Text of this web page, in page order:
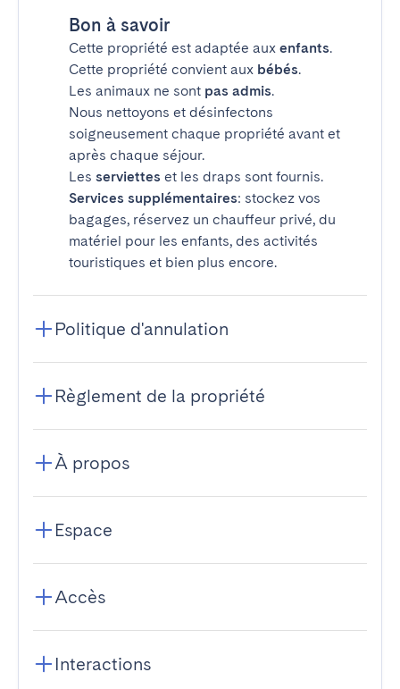
Bon à savoir
Cette propriété est adaptée aux enfants.
Cette propriété convient aux bébés.
Les animaux ne sont pas admis.
Nous nettoyons et désinfectons
soigneusement chaque propriété avant et
après chaque séjour.
Les serviettes et les draps sont fournis.
Services supplémentaires: stockez vos
bagages, réservez un chauffeur privé, du
matériel pour les enfants, des activités
touristiques et bien plus encore.
Politique d'annulation
Règlement de la propriété
À propos
Espace
Accès
Interactions